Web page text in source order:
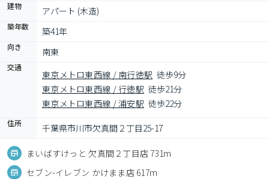
建物 アパート (木造)
築年数 築41年
向き 南東
交通
東京メトロ東西線 / 南行徳駅 徒歩9分
東京メトロ東西線 / 行徳駅 徒歩21分
東京メトロ東西線 / 浦安駅 徒歩22分
住所 千葉県市川市欠真間２丁目25-17
まいばすけっと 欠真間２丁目店 731m
セブン-イレブン かけまま店 617m